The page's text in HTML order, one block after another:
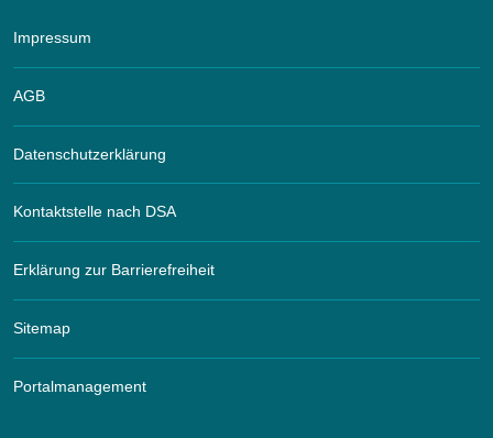
Impressum
AGB
Datenschutzerklärung
Kontaktstelle nach DSA
Erklärung zur Barrierefreiheit
Sitemap
Portalmanagement